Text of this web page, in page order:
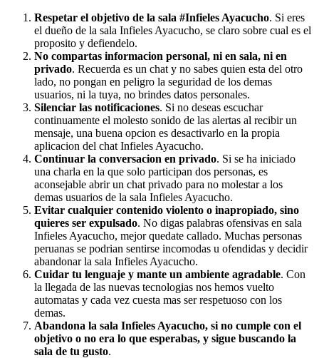
Respetar el objetivo de la sala #Infieles Ayacucho. Si eres
el dueño de la sala Infieles Ayacucho, se claro sobre cual es el
proposito y defiendelo.
No compartas informacion personal, ni en sala, ni en
privado. Recuerda es un chat y no sabes quien esta del otro
lado, no pongan en peligro la seguridad de los demas
usuarios, ni la tuya, no brindes datos personales.
Silenciar las notificaciones. Si no deseas escuchar
continuamente el molesto sonido de las alertas al recibir un
mensaje, una buena opcion es desactivarlo en la propia
aplicacion del chat Infieles Ayacucho.
Continuar la conversacion en privado. Si se ha iniciado
una charla en la que solo participan dos personas, es
aconsejable abrir un chat privado para no molestar a los
demas usuarios de la sala Infieles Ayacucho.
Evitar cualquier contenido violento o inapropiado, sino
quieres ser expulsado. No digas palabras ofensivas en sala
Infieles Ayacucho, mejor quedate callado. Muchas personas
peruanas se podrian sentirse incomodas u ofendidas y decidir
abandonar la sala Infieles Ayacucho.
Cuidar tu lenguaje y mante un ambiente agradable. Con
la llegada de las nuevas tecnologias nos hemos vuelto
automatas y cada vez cuesta mas ser respetuoso con los
demas.
Abandona la sala Infieles Ayacucho, si no cumple con el
objetivo o no era lo que esperabas, y sigue buscando la
sala de tu gusto.